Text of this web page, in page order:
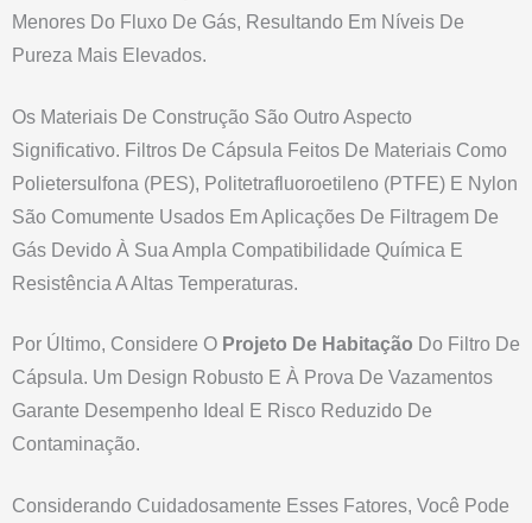
Menores Do Fluxo De Gás, Resultando Em Níveis De
Pureza Mais Elevados.
Os Materiais De Construção São Outro Aspecto
Significativo. Filtros De Cápsula Feitos De Materiais Como
Polietersulfona (PES), Politetrafluoroetileno (PTFE) E Nylon
São Comumente Usados Em Aplicações De Filtragem De
Gás Devido À Sua Ampla Compatibilidade Química E
Resistência A Altas Temperaturas.
Por Último, Considere O Projeto De Habitação Do Filtro De
Cápsula. Um Design Robusto E À Prova De Vazamentos
Garante Desempenho Ideal E Risco Reduzido De
Contaminação.
Considerando Cuidadosamente Esses Fatores, Você Pode